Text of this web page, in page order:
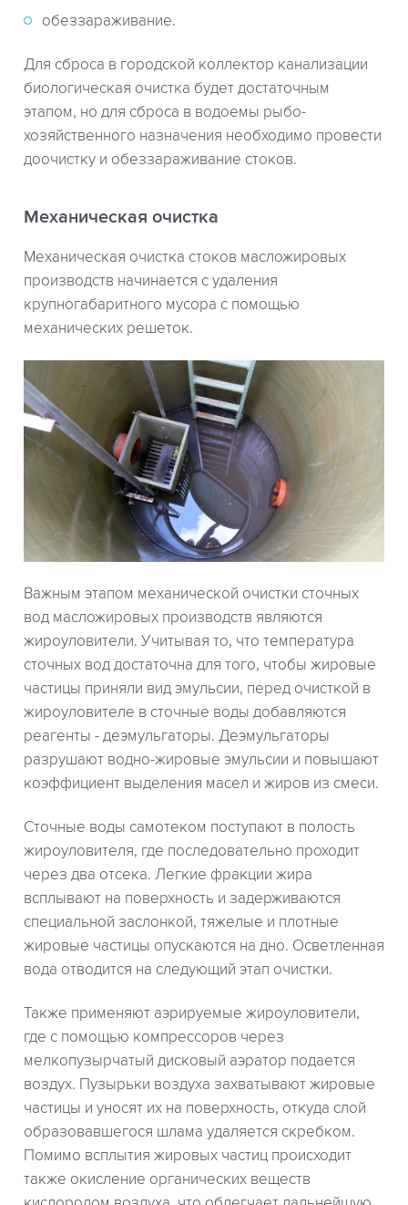
обеззараживание.
Для сброса в городской коллектор канализации
биологическая очистка будет достаточным
этапом, но для сброса в водоемы рыбо-
хозяйственного назначения необходимо провести
доочистку и обеззараживание стоков.
Механическая очистка
Механическая очистка стоков масложировых
производств начинается с удаления
крупногабаритного мусора с помощью
механических решеток.
Важным этапом механической очистки сточных
вод масложировых производств являются
жироуловители. Учитывая то, что температура
сточных вод достаточна для того, чтобы жировые
частицы приняли вид эмульсии, перед очисткой в
жироуловителе в сточные воды добавляются
реагенты - деэмульгаторы. Деэмульгаторы
разрушают водно-жировые эмульсии и повышают
коэффициент выделения масел и жиров из смеси.
Сточные воды самотеком поступают в полость
жироуловителя, где последовательно проходит
через два отсека. Легкие фракции жира
всплывают на поверхность и задерживаются
специальной заслонкой, тяжелые и плотные
жировые частицы опускаются на дно. Осветленная
вода отводится на следующий этап очистки.
Также применяют аэрируемые жироуловители,
где с помощью компрессоров через
мелкопузырчатый дисковый аэратор подается
воздух. Пузырьки воздуха захватывают жировые
частицы и уносят их на поверхность, откуда слой
образовавшегося шлама удаляется скребком.
Помимо всплытия жировых частиц происходит
также окисление органических веществ